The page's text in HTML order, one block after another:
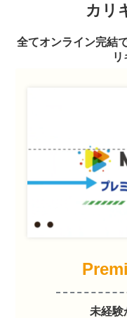
カリ
全てオンライン完結で
リ
未経験